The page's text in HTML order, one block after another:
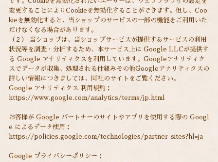
変更することによりCookieを無効化することができます。但し、Coo
kieを無効化すると、当ショップのサービスの一部の機能をご利用いた
だけなくなる場合があります。
（２） 当ショップは、当ショップサービスが提供するサービスの利用
状況等を調査・分析するため、本サービス上に Google LLCが提供す
る Google アナリティクスを利用しています。Googleアナリティク
スでデータが収集、処理される仕組みその他Googleアナリティクスの
詳しい情報につきましては、同社のサイトをご覧ください。
Google アナリティクス 利用規約：
https://www.google.com/analytics/terms/jp.html
お客様が Google パートナーのサイトやアプリを使用する際の Googl
e によるデータ使用：
https://policies.google.com/technologies/partner-sites?hl=ja
Google プライバシーポリシー：